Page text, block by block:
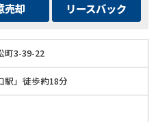
売却 リースバック
町3-39-22
駅」徒歩約18分